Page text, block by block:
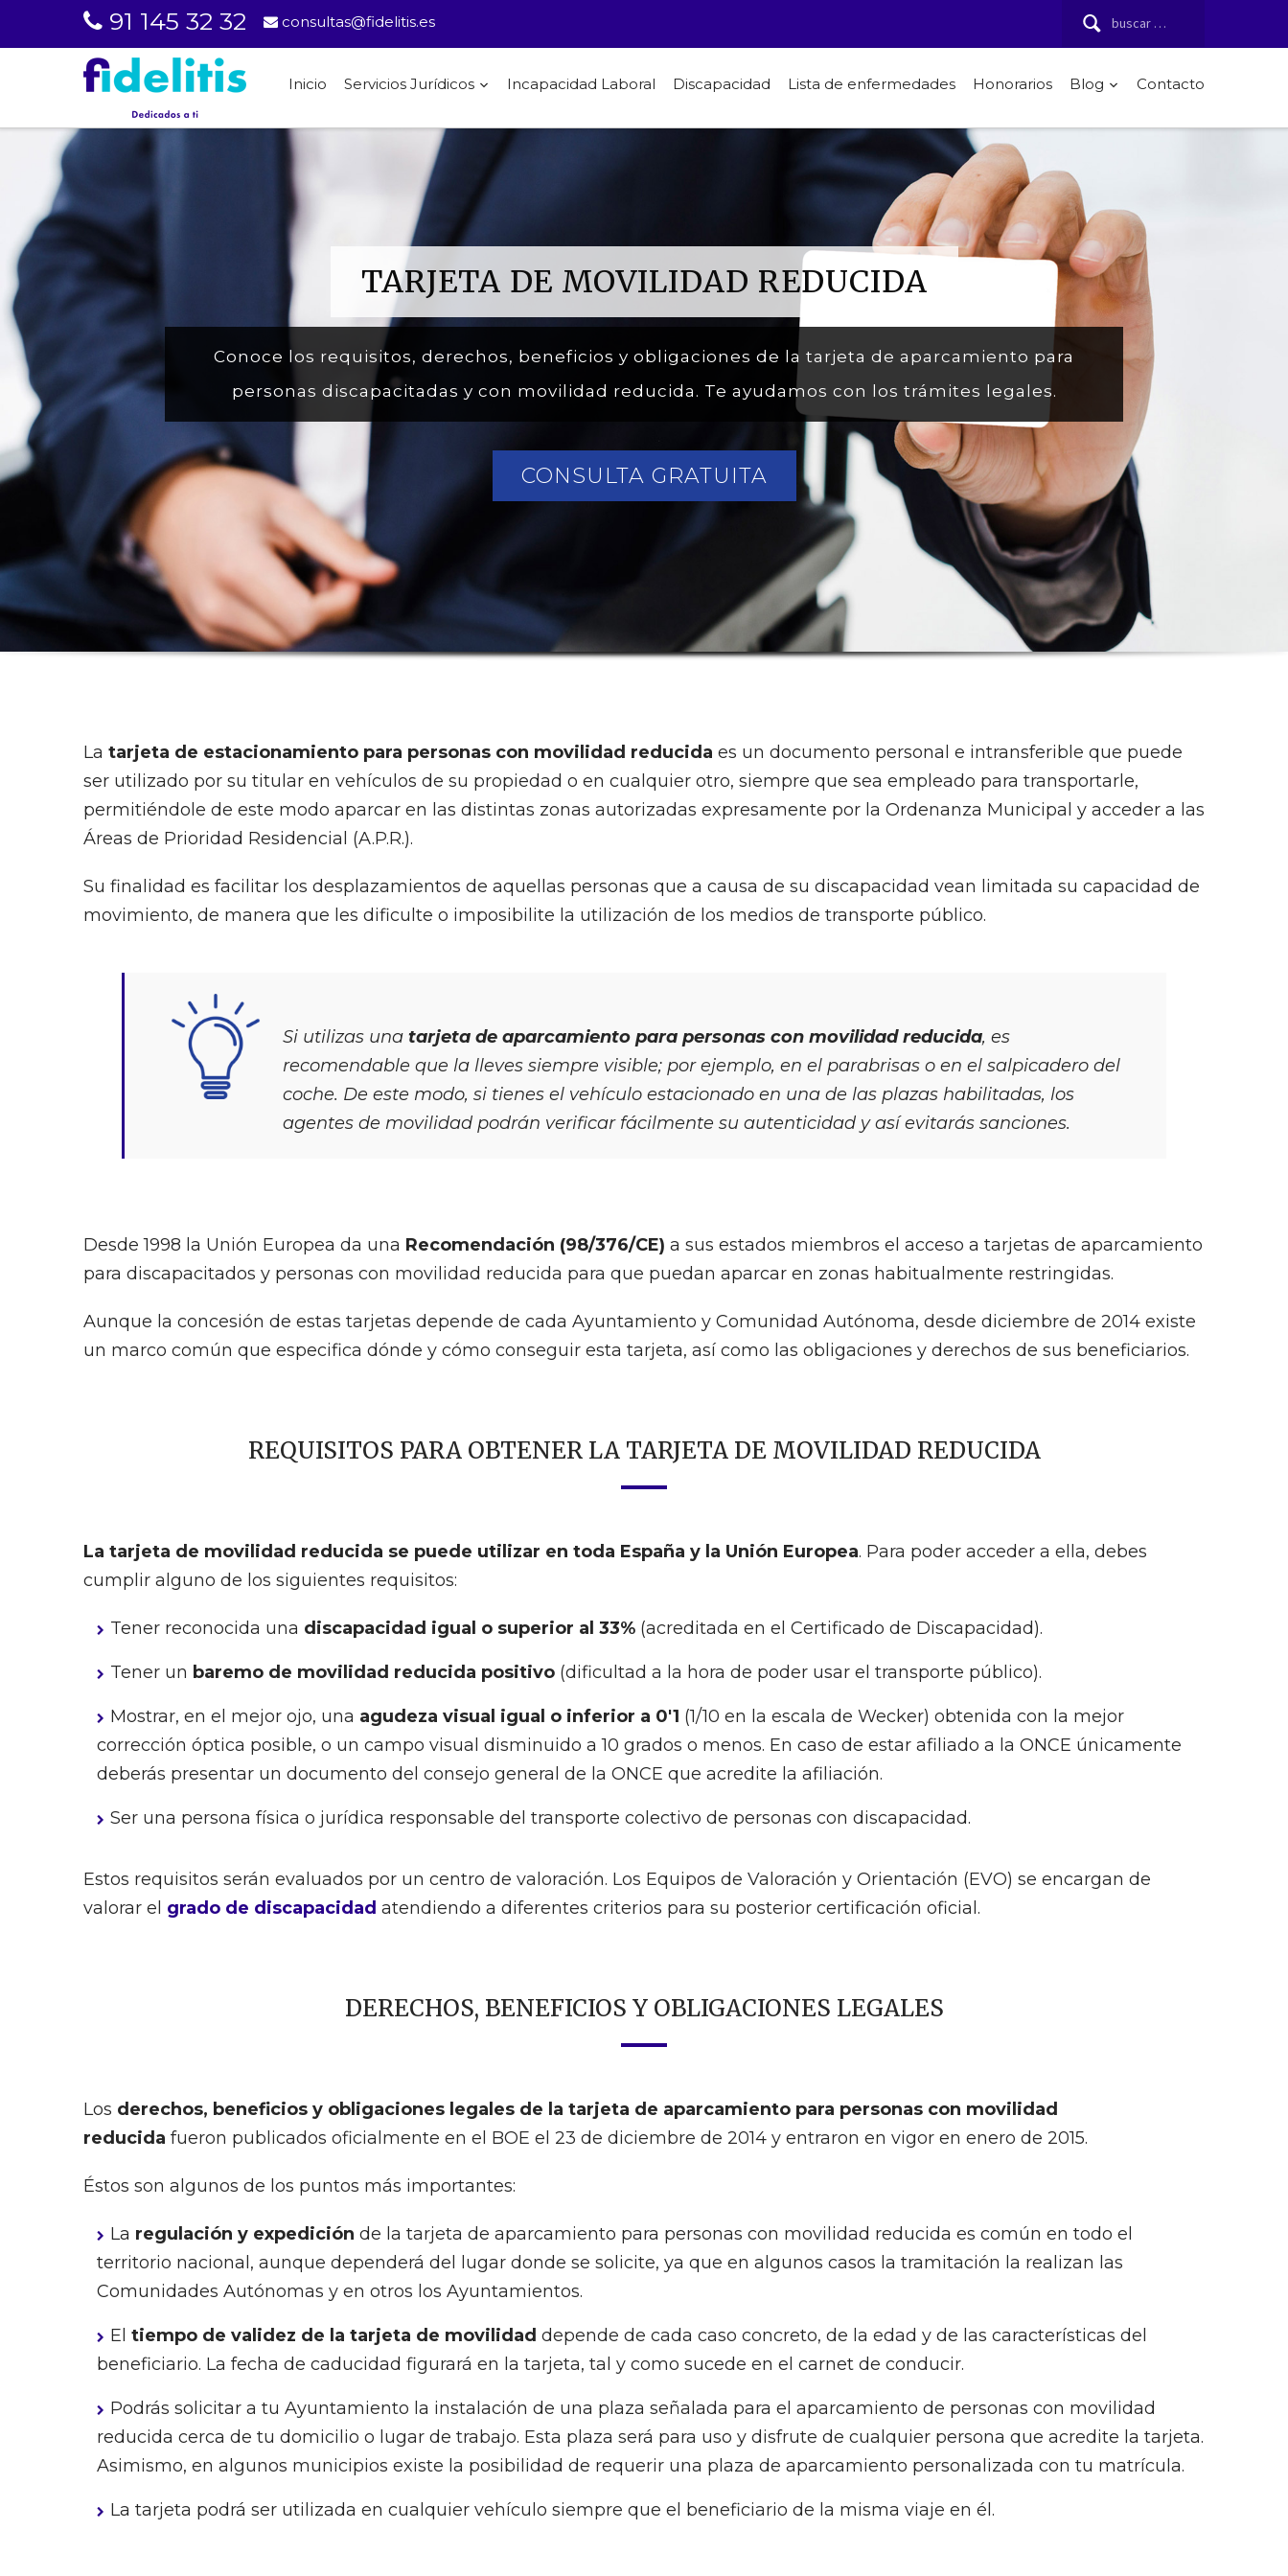
Buscar:
91 145 32 32 consultas@fidelitis.es
Inicio Servicios Jurídicos Incapacidad Laboral Discapacidad Lista de enfermedades Honorarios Blog Contacto
TARJETA DE MOVILIDAD REDUCIDA
Conoce los requisitos, derechos, beneficios y obligaciones de la tarjeta de aparcamiento para
personas discapacitadas y con movilidad reducida. Te ayudamos con los trámites legales.
CONSULTA GRATUITA
La tarjeta de estacionamiento para personas con movilidad reducida es un documento personal e intransferible que puede
ser utilizado por su titular en vehículos de su propiedad o en cualquier otro, siempre que sea empleado para transportarle,
permitiéndole de este modo aparcar en las distintas zonas autorizadas expresamente por la Ordenanza Municipal y acceder a las
Áreas de Prioridad Residencial (A.P.R.).
Su finalidad es facilitar los desplazamientos de aquellas personas que a causa de su discapacidad vean limitada su capacidad de
movimiento, de manera que les dificulte o imposibilite la utilización de los medios de transporte público.
Si utilizas una tarjeta de aparcamiento para personas con movilidad reducida, es
recomendable que la lleves siempre visible; por ejemplo, en el parabrisas o en el salpicadero del
coche. De este modo, si tienes el vehículo estacionado en una de las plazas habilitadas, los
agentes de movilidad podrán verificar fácilmente su autenticidad y así evitarás sanciones.
Desde 1998 la Unión Europea da una Recomendación (98/376/CE) a sus estados miembros el acceso a tarjetas de aparcamiento
para discapacitados y personas con movilidad reducida para que puedan aparcar en zonas habitualmente restringidas.
Aunque la concesión de estas tarjetas depende de cada Ayuntamiento y Comunidad Autónoma, desde diciembre de 2014 existe
un marco común que especifica dónde y cómo conseguir esta tarjeta, así como las obligaciones y derechos de sus beneficiarios.
REQUISITOS PARA OBTENER LA TARJETA DE MOVILIDAD REDUCIDA
La tarjeta de movilidad reducida se puede utilizar en toda España y la Unión Europea. Para poder acceder a ella, debes
cumplir alguno de los siguientes requisitos:
Tener reconocida una discapacidad igual o superior al 33% (acreditada en el Certificado de Discapacidad).
Tener un baremo de movilidad reducida positivo (dificultad a la hora de poder usar el transporte público).
Mostrar, en el mejor ojo, una agudeza visual igual o inferior a 0'1 (1/10 en la escala de Wecker) obtenida con la mejor
corrección óptica posible, o un campo visual disminuido a 10 grados o menos. En caso de estar afiliado a la ONCE únicamente
deberás presentar un documento del consejo general de la ONCE que acredite la afiliación.
Ser una persona física o jurídica responsable del transporte colectivo de personas con discapacidad.
Estos requisitos serán evaluados por un centro de valoración. Los Equipos de Valoración y Orientación (EVO) se encargan de
valorar el grado de discapacidad atendiendo a diferentes criterios para su posterior certificación oficial.
DERECHOS, BENEFICIOS Y OBLIGACIONES LEGALES
Los derechos, beneficios y obligaciones legales de la tarjeta de aparcamiento para personas con movilidad
reducida fueron publicados oficialmente en el BOE el 23 de diciembre de 2014 y entraron en vigor en enero de 2015.
Éstos son algunos de los puntos más importantes:
La regulación y expedición de la tarjeta de aparcamiento para personas con movilidad reducida es común en todo el
territorio nacional, aunque dependerá del lugar donde se solicite, ya que en algunos casos la tramitación la realizan las
Comunidades Autónomas y en otros los Ayuntamientos.
El tiempo de validez de la tarjeta de movilidad depende de cada caso concreto, de la edad y de las características del
beneficiario. La fecha de caducidad figurará en la tarjeta, tal y como sucede en el carnet de conducir.
Podrás solicitar a tu Ayuntamiento la instalación de una plaza señalada para el aparcamiento de personas con movilidad
reducida cerca de tu domicilio o lugar de trabajo. Esta plaza será para uso y disfrute de cualquier persona que acredite la tarjeta.
Asimismo, en algunos municipios existe la posibilidad de requerir una plaza de aparcamiento personalizada con tu matrícula.
La tarjeta podrá ser utilizada en cualquier vehículo siempre que el beneficiario de la misma viaje en él.